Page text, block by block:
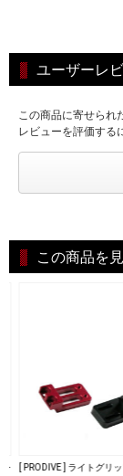
ユーザーレ
この商品に寄せられ
レビューを評価する
この商品を
[ PRODIVE ] ライトグリ